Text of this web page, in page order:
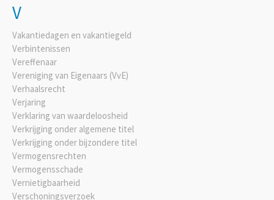
V
Vakantiedagen en vakantiegeld
Verbintenissen
Vereffenaar
Vereniging van Eigenaars (VvE)
Verhaalsrecht
Verjaring
Verklaring van waardeloosheid
Verkrijging onder algemene titel
Verkrijging onder bijzondere titel
Vermogensrechten
Vermogensschade
Vernietigbaarheid
Verschoningsverzoek